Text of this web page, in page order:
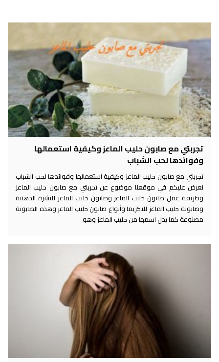
تجربتي مع صابون حليب الماعز وكيفية استعمالها
وفوائدها لحب الشباب
تجربتي مع صابون حليب الماعز وكيفية استعمالها وفوائدها لحب الشباب
نعرض عليكم في موقعنا موضوع عن تجربتي مع صابون حليب الماعز
وطريقة عمل صابون حليب الماعز وصابون حليب الماعز للبشرة الدهنية
وصابونة حليب الماعز للاكزيما وأنواع صابون حليب الماعز وهذه الصابونة
مصنوعة كما يدل اسمها من حليب الماعز وهو